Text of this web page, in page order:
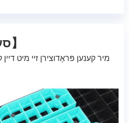
【OEM סערוויס】
מיר קענען פּראָדוצירן זיי מיט